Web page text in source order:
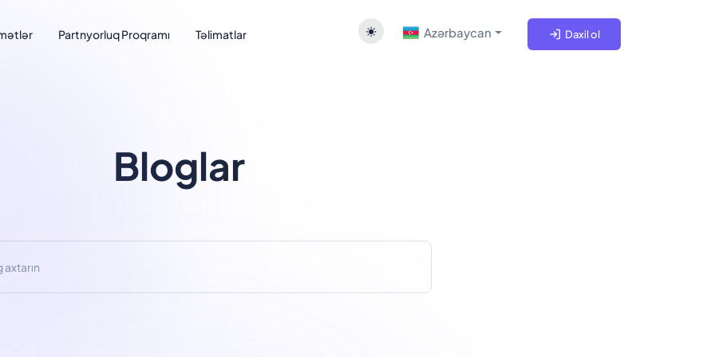
Partnyorluq Proqramı Təlimatlar Daxil ol
Azərbaycan
Bloglar